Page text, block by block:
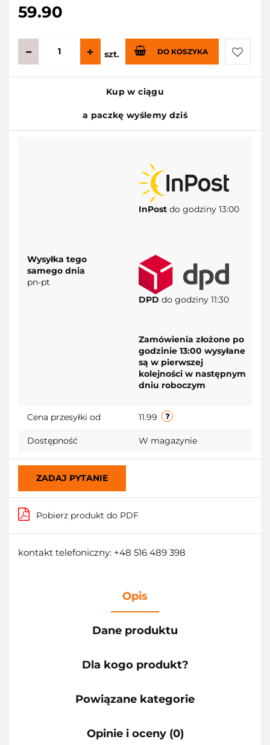
59.90
szt. DO KOSZYKA
Do
Kup w ciągu
a paczkę wyślemy dziś
Wysyłka tego
samego dnia
pn-pt
InPost do godziny 13:00
DPD do godziny 11:30
Zamówienia złożone po
godzinie 13:00 wysyłane
są w pierwszej
kolejności w następnym
dniu roboczym
Cena przesyłki od 11.99
Dostępność W magazynie
ZADAJ PYTANIE
Pobierz produkt do PDF
kontakt telefoniczny: +48 516 489 398
Opis
Dane produktu
Dla kogo produkt?
Powiązane kategorie
Opinie i oceny (0)